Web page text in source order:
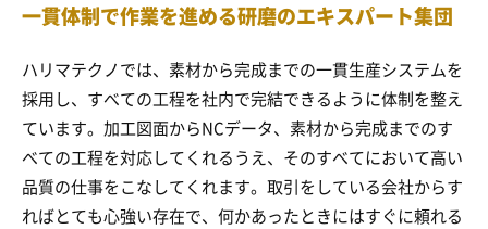
一貫体制で作業を進める研磨のエキスパート集団
ハリマテクノでは、素材から完成までの一貫生産システムを
採用し、すべての工程を社内で完結できるように体制を整え
ています。加工図面からNCデータ、素材から完成までのす
べての工程を対応してくれるうえ、そのすべてにおいて高い
品質の仕事をこなしてくれます。取引をしている会社からす
ればとても心強い存在で、何かあったときにはすぐに頼れる